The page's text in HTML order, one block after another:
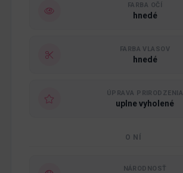
FARBA OČÍ
hnedé
FARBA VLASOV
hnedé
ÚPRAVA PRIRODZENIA
uplne vyholené
O NÍ
NÁRODNOSŤ